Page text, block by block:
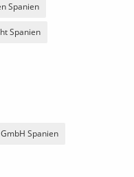
Spanien
Spanien
GmbH Spanien